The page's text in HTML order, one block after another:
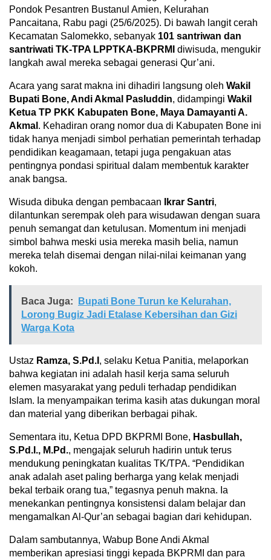
Pondok Pesantren Bustanul Amien, Kelurahan
Pancaitana, Rabu pagi (25/6/2025). Di bawah langit cerah
Kecamatan Salomekko, sebanyak 101 santriwan dan
santriwati TK-TPA LPPTKA-BKPRMI diwisuda, mengukir
langkah awal mereka sebagai generasi Qur’ani.
Acara yang sarat makna ini dihadiri langsung oleh Wakil
Bupati Bone, Andi Akmal Pasluddin, didampingi Wakil
Ketua TP PKK Kabupaten Bone, Maya Damayanti A.
Akmal . Kehadiran orang nomor dua di Kabupaten Bone ini
tidak hanya menjadi simbol perhatian pemerintah terhadap
pendidikan keagamaan, tetapi juga pengakuan atas
pentingnya pondasi spiritual dalam membentuk karakter
anak bangsa.
Wisuda dibuka dengan pembacaan Ikrar Santri,
dilantunkan serempak oleh para wisudawan dengan suara
penuh semangat dan ketulusan. Momentum ini menjadi
simbol bahwa meski usia mereka masih belia, namun
mereka telah disemai dengan nilai-nilai keimanan yang
kokoh.
Baca Juga:
Bupati Bone Turun ke Kelurahan,
Lorong Bugiz Jadi Etalase Kebersihan dan Gizi
Warga Kota
Ustaz Ramza, S.Pd.I , selaku Ketua Panitia, melaporkan
bahwa kegiatan ini adalah hasil kerja sama seluruh
elemen masyarakat yang peduli terhadap pendidikan
Islam. Ia menyampaikan terima kasih atas dukungan moral
dan material yang diberikan berbagai pihak.
Sementara itu, Ketua DPD BKPRMI Bone, Hasbullah,
S.Pd.I., M.Pd., mengajak seluruh hadirin untuk terus
mendukung peningkatan kualitas TK/TPA. “Pendidikan
anak adalah aset paling berharga yang kelak menjadi
bekal terbaik orang tua,” tegasnya penuh makna. Ia
menekankan pentingnya konsistensi dalam belajar dan
mengamalkan Al-Qur’an sebagai bagian dari kehidupan.
Dalam sambutannya, Wabup Bone Andi Akmal
memberikan apresiasi tinggi kepada BKPRMI dan para